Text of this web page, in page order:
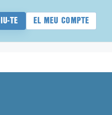
TE EL MEU COMPTE